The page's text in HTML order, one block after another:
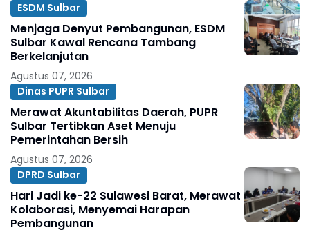
ESDM Sulbar
Menjaga Denyut Pembangunan, ESDM
Sulbar Kawal Rencana Tambang
Berkelanjutan
Agustus 07, 2026
Dinas PUPR Sulbar
Merawat Akuntabilitas Daerah, PUPR
Sulbar Tertibkan Aset Menuju
Pemerintahan Bersih
Agustus 07, 2026
DPRD Sulbar
Hari Jadi ke-22 Sulawesi Barat, Merawat
Kolaborasi, Menyemai Harapan
Pembangunan